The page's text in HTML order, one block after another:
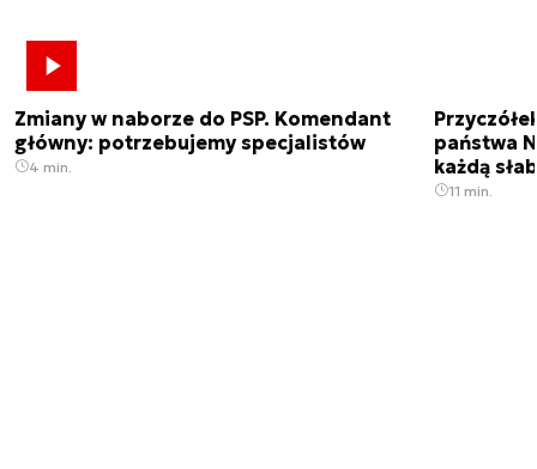
Zmiany w naborze do PSP. Komendant
główny: potrzebujemy specjalistów
4 min.
państwa
każdą
11 min.